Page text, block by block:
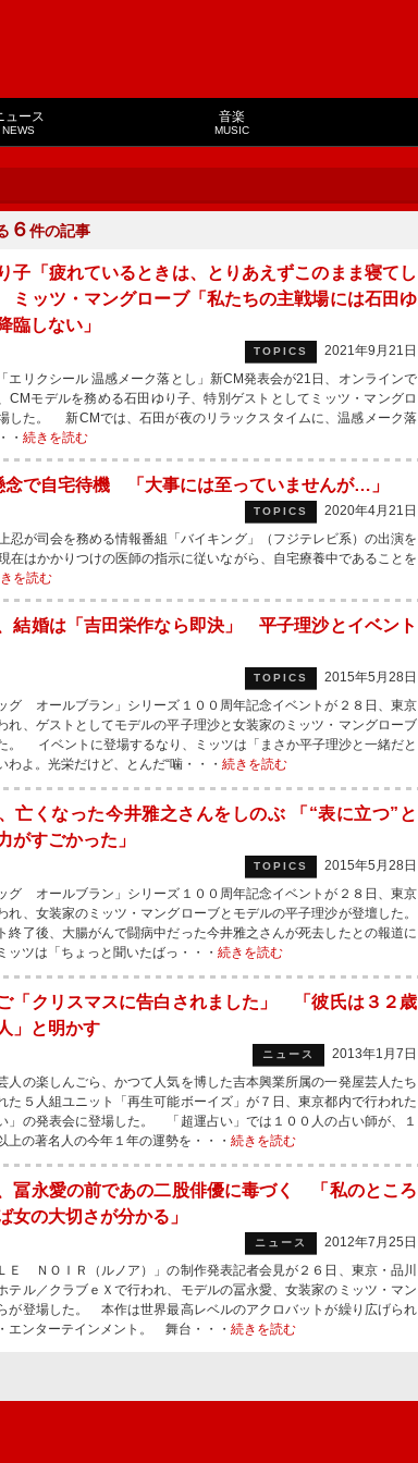
ュース
NEWS
音楽
MUSIC
６件の記事
子「疲れているときは、とりあえずこのまま寝てし
ミッツ・マングローブ「私たちの主戦場には石田ゆ
臨しない」
TOPICS
2021年9月21日
エリクシール 温感メーク落とし」新CM発表会が21日、オンラインで
CMモデルを務める石田ゆり子、特別ゲストとしてミッツ・マングロ
した。 新CMでは、石田が夜のリラックスタイムに、温感メーク落
・ 続きを読む
念で自宅待機 「大事には至っていませんが…」
TOPICS
2020年4月21日
が司会を務める情報番組「バイキング」（フジテレビ系）の出演を
在はかかりつけの医師の指示に従いながら、自宅療養中であることを
を読む
結婚は「吉田栄作なら即決」 平子理沙とイベント
TOPICS
2015年5月28日
グ オールブラン」シリーズ１００周年記念イベントが２８日、東京
れ、ゲストとしてモデルの平子理沙と女装家のミッツ・マングローブ
。 イベントに登場するなり、ミッツは「まさか平子理沙と一緒だと
わよ。光栄だけど、とんだ“噛・・・ 続きを読む
亡くなった今井雅之さんをしのぶ 「“表に立つ”と
がすごかった」
TOPICS
2015年5月28日
グ オールブラン」シリーズ１００周年記念イベントが２８日、東京
れ、女装家のミッツ・マングローブとモデルの平子理沙が登壇した。
終了後、大腸がんで闘病中だった今井雅之さんが死去したとの報道に
ッツは「ちょっと聞いたばっ・・・ 続きを読む
「クリスマスに告白されました」 「彼氏は３２歳
」と明かす
ニュース
2013年1月7日
人の楽しんごら、かつて人気を博した吉本興業所属の一発屋芸人たち
た５人組ユニット「再生可能ボーイズ」が７日、東京都内で行われた
い」の発表会に登場した。 「超運占い」では１００人の占い師が、１
上の著名人の今年１年の運勢を・・・ 続きを読む
冨永愛の前であの二股俳優に毒づく 「私のところ
女の大切さが分かる」
ニュース
2012年7月25日
Ｅ ＮＯＩＲ（ルノア）」の制作発表記者会見が２６日、東京・品川
テル／クラブｅＸで行われ、モデルの冨永愛、女装家のミッツ・マン
が登場した。 本作は世界最高レベルのアクロバットが繰り広げられ
エンターテインメント。 舞台・・・ 続きを読む